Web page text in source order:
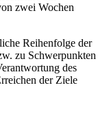
zwei Wochen
Reihenfolge der
zu Schwerpunkten
des
der Ziele